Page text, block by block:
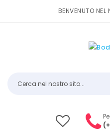
BENVENUTO NEL